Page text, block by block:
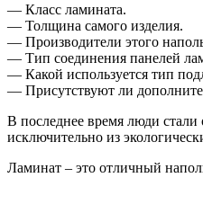
— Класс ламината.
— Толщина самого изделия.
— Производители этого
— Тип соединения панелей
— Какой используется тип
— Присутствуют ли
В последнее время люди стали
исключительно из
Ламинат – это отличный